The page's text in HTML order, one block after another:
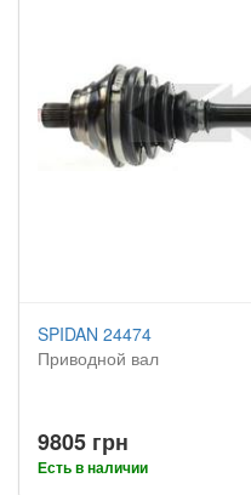
SPIDAN 24474
Приводной вал
9805 грн
Есть в наличии